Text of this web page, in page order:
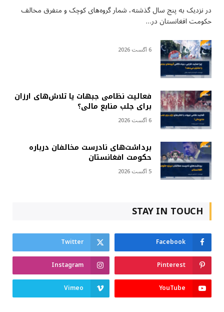
در نزدیک به پنج سال گذشته، شمار گروه‌های کوچک و متفرق مخالف
حکومت افغانستان در…
6 آگست 2026
فعالیت نظامی جبهات یا تلاش‌های ارزان
برای جلب منابع مالی؟
6 آگست 2026
برداشت‌های نادرست مخالفان درباره
حکومت افغانستان
5 آگست 2026
STAY IN TOUCH
Facebook
Twitter
Pinterest
Instagram
YouTube
Vimeo